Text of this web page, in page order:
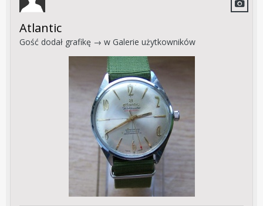
Atlantic
Gość dodał grafikę → w Galerie użytkowników